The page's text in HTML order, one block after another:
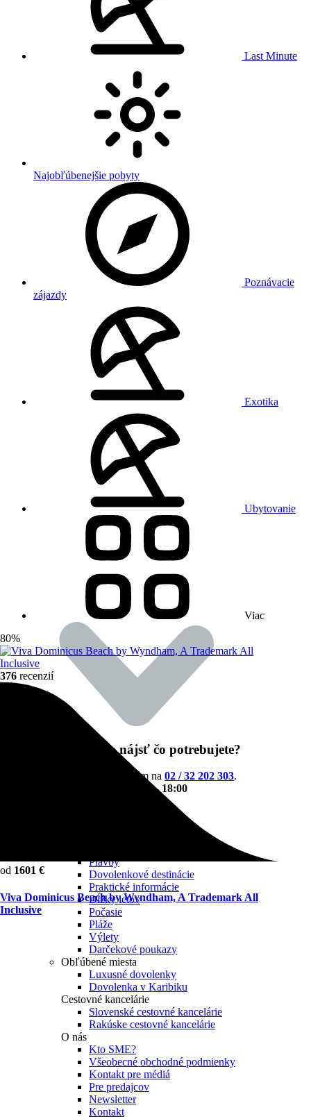
Last Minute
Najobľúbenejšie pobyty
Poznávacie
zájazdy
Exotika
Ubytovanie
Viac
Nedarí sa vám nájsť čo potrebujete?
Neváhajte a zavolajte nám na 02 / 32 202 303.
9:00 - 18:00
Plavby
Dovolenkové destinácie
Praktické informácie
Dĺžky letov
Počasie
Pláže
Výlety
Darčekové poukazy
Obľúbené miesta
Luxusné dovolenky
Dovolenka v Karibiku
Cestovné kancelárie
Slovenské cestovné kancelárie
Rakúske cestovné kancelárie
O nás
Kto SME?
Všeobecné obchodné podmienky
Kontakt pre médiá
Pre predajcov
Newsletter
Kontakt
80%
376 recenzií
od 1601 €
Viva Dominicus Beach by Wyndham, A Trademark All
Inclusive